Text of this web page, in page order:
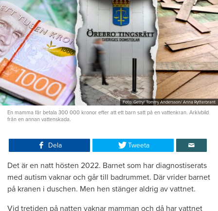
Foto: Getty/ Tommy Andersson/ Anna Rytterbrant
En mamma får betala 300 000 kronor efter att ett barn satt på en vattenkran. Arkivbild
från en annan vattenskada.
Dela Tweeta
Det är en natt hösten 2022. Barnet som har diagnostiserats
med autism vaknar och går till badrummet. Där vrider barnet
på kranen i duschen. Men hen stänger aldrig av vattnet.
Vid tretiden på natten vaknar mamman och då har vattnet